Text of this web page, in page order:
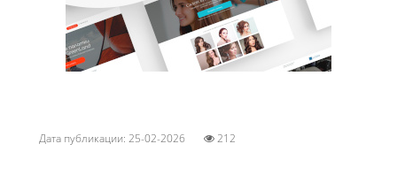
Дата публикации: 25-02-2026 212